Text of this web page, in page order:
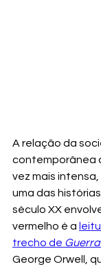
A relação da
contemporânea
vez mais
uma das
século XX
vermelho é a
trecho de
George Orwell,